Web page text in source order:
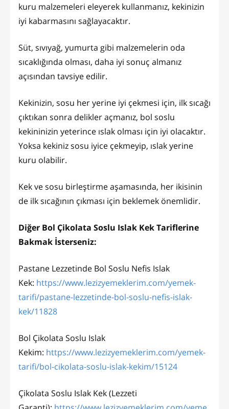
kuru malzemeleri eleyerek kullanmanız, kekinizin
iyi kabarmasını sağlayacaktır.
Süt, sıvıyağ, yumurta gibi malzemelerin oda
sıcaklığında olması, daha iyi sonuç almanız
açısından tavsiye edilir.
Kekinizin, sosu her yerine iyi çekmesi için, ilk sıcağı
çıktıkan sonra delikler açmanız, bol soslu
kekininizin yeterince ıslak olması için iyi olacaktır.
Yoksa kekiniz sosu iyice çekmeyip, ıslak yerine
kuru olabilir.
Kek ve sosu birleştirme aşamasında, her ikisinin
de ilk sıcağının çıkması için beklemek önemlidir.
Diğer Bol Çikolata Soslu Islak Kek Tariflerine
Bakmak İsterseniz:
Pastane Lezzetinde Bol Soslu Nefis Islak
Kek: https://www.lezizyemeklerim.com/yemek-
tarifi/pastane-lezzetinde-bol-soslu-nefis-islak-
kek/11828
Bol Çikolata Soslu Islak
Kekim: https://www.lezizyemeklerim.com/yemek-
tarifi/bol-cikolata-soslu-islak-kekim/15124
Çikolata Soslu Islak Kek (Lezzeti